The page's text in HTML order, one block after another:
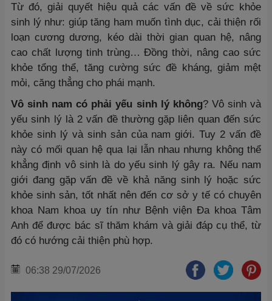
Từ đó, giải quyết hiệu quả các vấn đề về sức khỏe
sinh lý như: giúp tăng ham muốn tình dục, cải thiện rối
loạn cương dương, kéo dài thời gian quan hệ, nâng
cao chất lượng tinh trùng… Đồng thời, nâng cao sức
khỏe tổng thể, tăng cường sức đề kháng, giảm mệt
mỏi, căng thẳng cho phái mạnh.
Vô sinh nam có phải yếu sinh lý không? Vô sinh và
yếu sinh lý là 2 vấn đề thường gặp liên quan đến sức
khỏe sinh lý và sinh sản của nam giới. Tuy 2 vấn đề
này có mối quan hệ qua lại lẫn nhau nhưng không thể
khẳng định vô sinh là do yếu sinh lý gây ra. Nếu nam
giới đang gặp vấn đề về khả năng sinh lý hoặc sức
khỏe sinh sản, tốt nhất nên đến cơ sở y tế có chuyên
khoa Nam khoa uy tín như Bệnh viện Đa khoa Tâm
Anh để được bác sĩ thăm khám và giải đáp cụ thể, từ
đó có hướng cải thiện phù hợp.
06:38 29/07/2026